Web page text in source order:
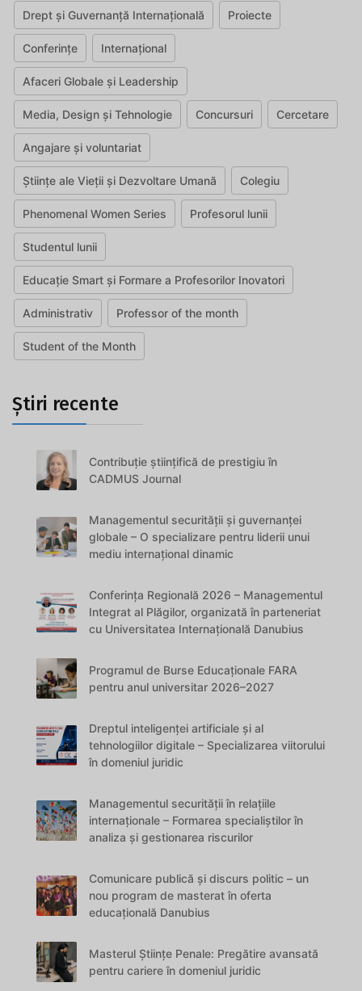
Drept și Guvernanță Internațională Proiecte
Conferințe Internațional
Afaceri Globale și Leadership
Media, Design și Tehnologie Concursuri Cercetare
Angajare și voluntariat
Științe ale Vieții și Dezvoltare Umană Colegiu
Phenomenal Women Series Profesorul lunii
Studentul lunii
Educație Smart și Formare a Profesorilor Inovatori
Administrativ Professor of the month
Student of the Month
Știri recente
Contribuție științifică de prestigiu în
CADMUS Journal
Managementul securității și guvernanței
globale – O specializare pentru liderii unui
mediu internațional dinamic
Conferința Regională 2026 – Managementul
Integrat al Plăgilor, organizată în parteneriat
cu Universitatea Internațională Danubius
Programul de Burse Educaționale FARA
pentru anul universitar 2026–2027
Dreptul inteligenței artificiale și al
tehnologiilor digitale – Specializarea viitorului
în domeniul juridic
Managementul securității în relațiile
internaționale – Formarea specialiștilor în
analiza și gestionarea riscurilor
Comunicare publică și discurs politic – un
nou program de masterat în oferta
educațională Danubius
Masterul Științe Penale: Pregătire avansată
pentru cariere în domeniul juridic